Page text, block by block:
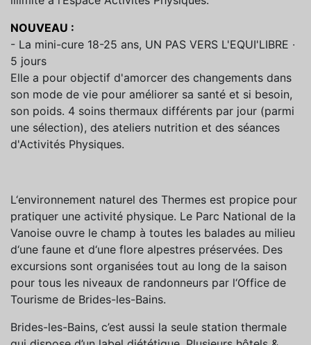
NOUVEAU :
- La mini-cure 18-25 ans, UN PAS VERS L'EQUI'LIBRE ∙
5 jours
Elle a pour objectif d'amorcer des changements dans
son mode de vie pour améliorer sa santé et si besoin,
son poids. 4 soins thermaux différents par jour (parmi
une sélection), des ateliers nutrition et des séances
d'Activités Physiques.
L‘environnement naturel des Thermes est propice pour
pratiquer une activité physique. Le Parc National de la
Vanoise ouvre le champ à toutes les balades au milieu
d‘une faune et d‘une flore alpestres préservées. Des
excursions sont organisées tout au long de la saison
pour tous les niveaux de randonneurs par l‘Office de
Tourisme de Brides-les-Bains.
Brides-les-Bains, c’est aussi la seule station thermale